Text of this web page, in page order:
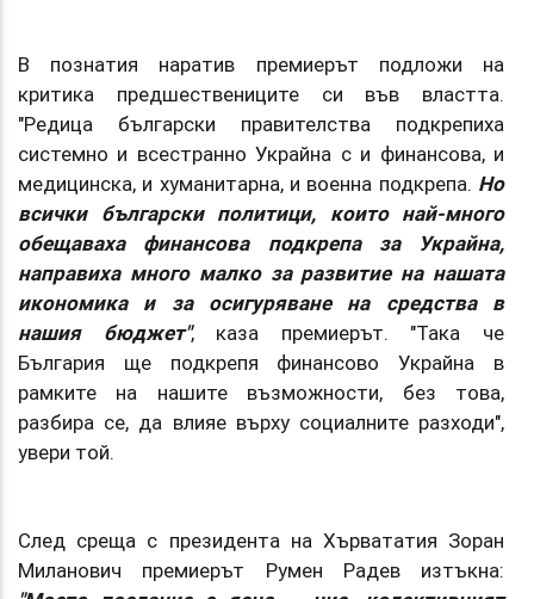
В познатия наратив премиерът подложи на
критика предшествениците си във властта.
"Редица български правителства подкрепиха
системно и всестранно Украйна с и финансова, и
медицинска, и хуманитарна, и военна подкрепа. Но
всички български политици, които най-много
обещаваха финансова подкрепа за Украйна,
направиха много малко за развитие на нашата
икономика и за осигуряване на средства в
нашия бюджет", каза премиерът. "Така че
България ще подкрепя финансово Украйна в
рамките на нашите възможности, без това,
разбира се, да влияе върху социалните разходи",
увери той.
След среща с президента на Хървататия Зоран
Миланович премиерът Румен Радев изтъкна: